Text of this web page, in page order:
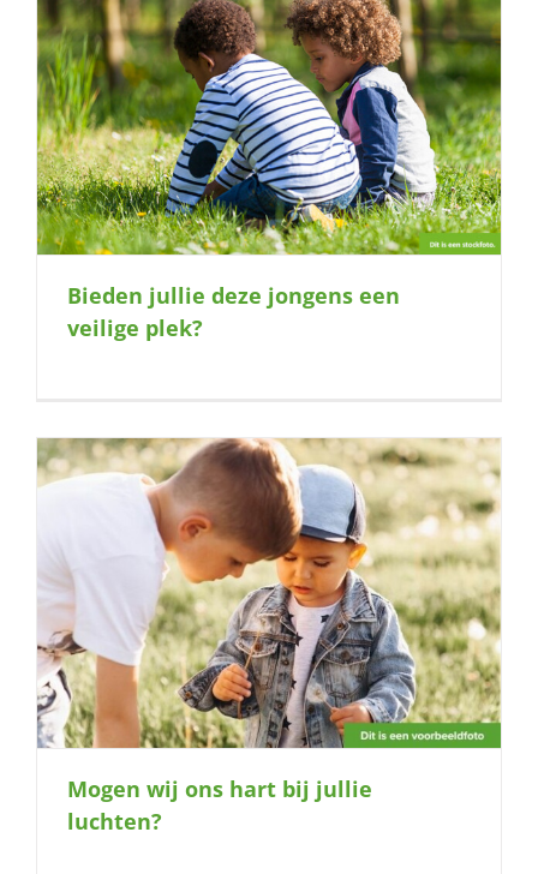
Bieden jullie deze jongens een
veilige plek?
Mogen wij ons hart bij jullie
luchten?